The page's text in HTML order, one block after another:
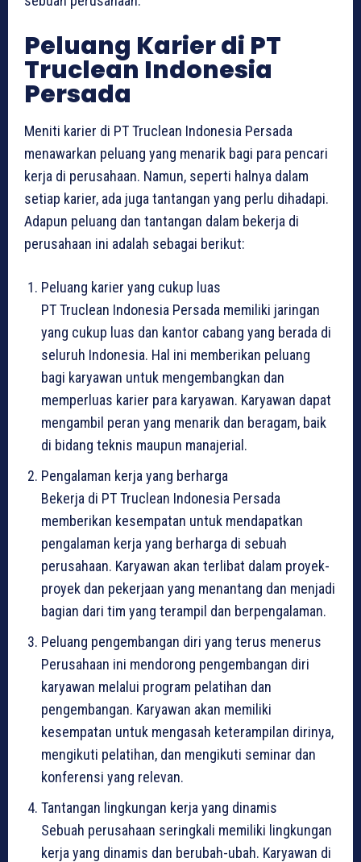
Peluang Karier di PT
Truclean Indonesia
Persada
Meniti karier di PT Truclean Indonesia Persada
menawarkan peluang yang menarik bagi para pencari
kerja di perusahaan. Namun, seperti halnya dalam
setiap karier, ada juga tantangan yang perlu dihadapi.
Adapun peluang dan tantangan dalam bekerja di
perusahaan ini adalah sebagai berikut:
Peluang karier yang cukup luas
PT Truclean Indonesia Persada memiliki jaringan
yang cukup luas dan kantor cabang yang berada di
seluruh Indonesia. Hal ini memberikan peluang
bagi karyawan untuk mengembangkan dan
memperluas karier para karyawan. Karyawan dapat
mengambil peran yang menarik dan beragam, baik
di bidang teknis maupun manajerial.
Pengalaman kerja yang berharga
Bekerja di PT Truclean Indonesia Persada
memberikan kesempatan untuk mendapatkan
pengalaman kerja yang berharga di sebuah
perusahaan. Karyawan akan terlibat dalam proyek-
proyek dan pekerjaan yang menantang dan menjadi
bagian dari tim yang terampil dan berpengalaman.
Peluang pengembangan diri yang terus menerus
Perusahaan ini mendorong pengembangan diri
karyawan melalui program pelatihan dan
pengembangan. Karyawan akan memiliki
kesempatan untuk mengasah keterampilan dirinya,
mengikuti pelatihan, dan mengikuti seminar dan
konferensi yang relevan.
Tantangan lingkungan kerja yang dinamis
Sebuah perusahaan seringkali memiliki lingkungan
kerja yang dinamis dan berubah-ubah. Karyawan di